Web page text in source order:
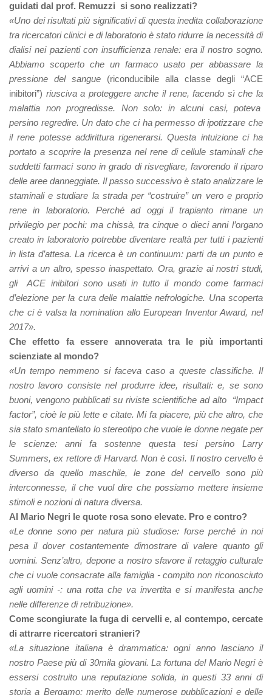
guidati dal prof. Remuzzi si sono realizzati?
«Uno dei risultati più significativi di questa inedita collaborazione
tra ricercatori clinici e di laboratorio è stato ridurre la necessità di
dialisi nei pazienti con insufficienza renale: era il nostro sogno.
Abbiamo scoperto che un farmaco usato per abbassare la
pressione del sangue (riconducibile alla classe degli “ACE
inibitori”) riusciva a proteggere anche il rene, facendo sì che la
malattia non progredisse. Non solo: in alcuni casi, poteva
persino regredire. Un dato che ci ha permesso di ipotizzare che
il rene potesse addirittura rigenerarsi. Questa intuizione ci ha
portato a scoprire la presenza nel rene di cellule staminali che
suddetti farmaci sono in grado di risvegliare, favorendo il riparo
delle aree danneggiate. Il passo successivo è stato analizzare le
staminali e studiare la strada per “costruire” un vero e proprio
rene in laboratorio. Perché ad oggi il trapianto rimane un
privilegio per pochi: ma chissà, tra cinque o dieci anni l’organo
creato in laboratorio potrebbe diventare realtà per tutti i pazienti
in lista d’attesa. La ricerca è un continuum: parti da un punto e
arrivi a un altro, spesso inaspettato. Ora, grazie ai nostri studi,
gli ACE inibitori sono usati in tutto il mondo come farmaci
d’elezione per la cura delle malattie nefrologiche. Una scoperta
che ci è valsa la nomination allo European Inventor Award, nel
2017».
Che effetto fa essere annoverata tra le più importanti
scienziate al mondo?
«Un tempo nemmeno si faceva caso a queste classifiche. Il
nostro lavoro consiste nel produrre idee, risultati: e, se sono
buoni, vengono pubblicati su riviste scientifiche ad alto “Impact
factor”, cioè le più lette e citate. Mi fa piacere, più che altro, che
sia stato smantellato lo stereotipo che vuole le donne negate per
le scienze: anni fa sostenne questa tesi persino Larry
Summers, ex rettore di Harvard. Non è così. Il nostro cervello è
diverso da quello maschile, le zone del cervello sono più
interconnesse, il che vuol dire che possiamo mettere insieme
stimoli e nozioni di natura diversa.
Al Mario Negri le quote rosa sono elevate. Pro e contro?
«Le donne sono per natura più studiose: forse perché in noi
pesa il dover costantemente dimostrare di valere quanto gli
uomini. Senz’altro, depone a nostro sfavore il retaggio culturale
che ci vuole consacrate alla famiglia - compito non riconosciuto
agli uomini -: una rotta che va invertita e si manifesta anche
nelle differenze di retribuzione».
Come scongiurate la fuga di cervelli e, al contempo, cercate
di attrarre ricercatori stranieri?
«La situazione italiana è drammatica: ogni anno lasciano il
nostro Paese più di 30mila giovani. La fortuna del Mario Negri è
essersi costruito una reputazione solida, in questi 33 anni di
storia a Bergamo: merito delle numerose pubblicazioni e delle